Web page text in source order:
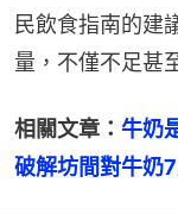
民飲食指南的建
量，不僅不足甚
相關文章： 牛奶
破解坊間對牛奶